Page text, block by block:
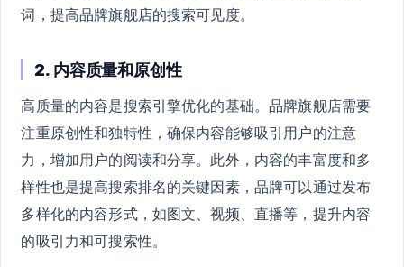
词，提高品牌旗舰店的搜索可见度。
2. 内容质量和原创性
高质量的内容是搜索引擎优化的基础。品牌旗舰店需要
注重原创性和独特性，确保内容能够吸引用户的注意
力，增加用户的阅读和分享。此外，内容的丰富度和多
样性也是提高搜索排名的关键因素，品牌可以通过发布
多样化的内容形式，如图文、视频、直播等，提升内容
的吸引力和可搜索性。